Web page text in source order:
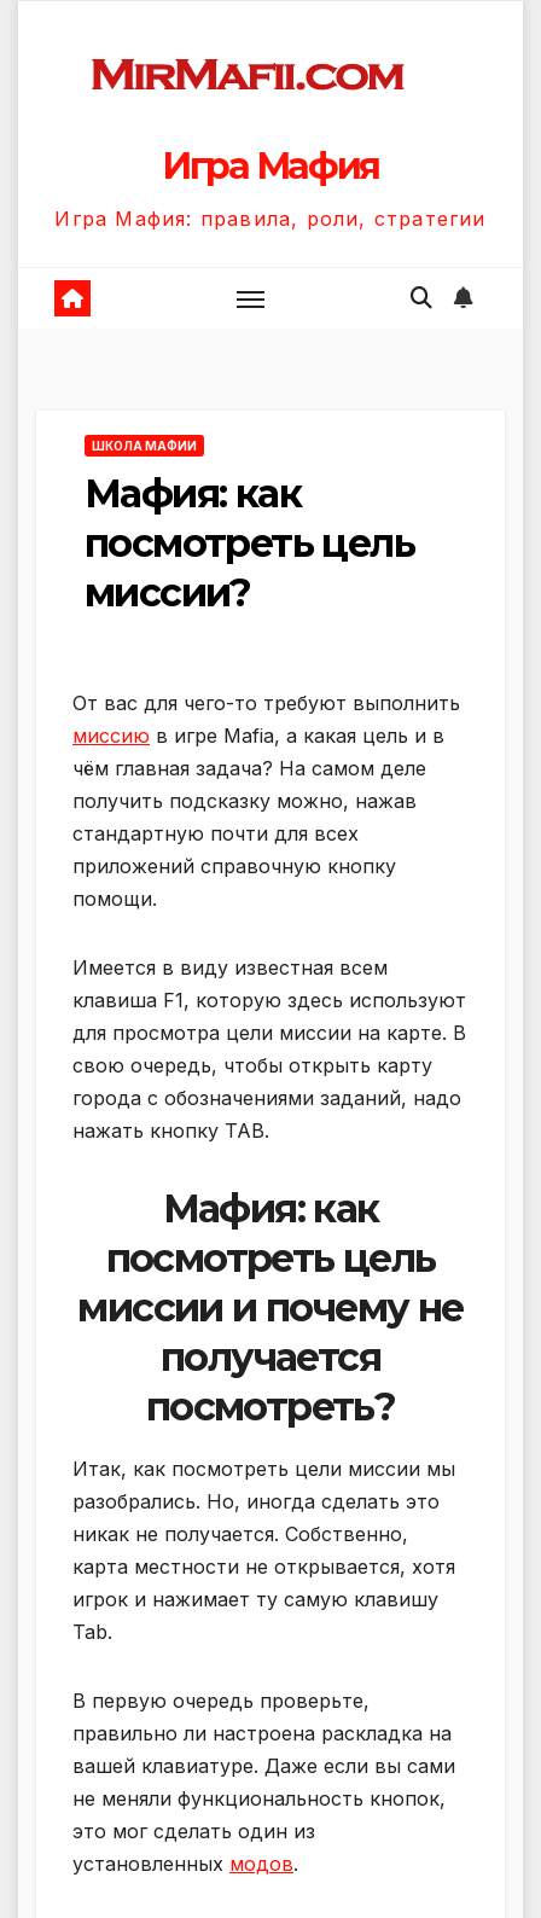
содержанию
Игра Мафия
Игра Мафия: правила, роли, стратегии
ШКОЛА МАФИИ
Мафия: как
посмотреть цель
миссии?
От вас для чего-то требуют выполнить
миссию в игре Mafia, а какая цель и в
чём главная задача? На самом деле
получить подсказку можно, нажав
стандартную почти для всех
приложений справочную кнопку
помощи.
Имеется в виду известная всем
клавиша F1, которую здесь используют
для просмотра цели миссии на карте. В
свою очередь, чтобы открыть карту
города с обозначениями заданий, надо
нажать кнопку TAB.
Мафия: как
посмотреть цель
миссии и почему не
получается
посмотреть?
Итак, как посмотреть цели миссии мы
разобрались. Но, иногда сделать это
никак не получается. Собственно,
карта местности не открывается, хотя
игрок и нажимает ту самую клавишу
Tab.
В первую очередь проверьте,
правильно ли настроена раскладка на
вашей клавиатуре. Даже если вы сами
не меняли функциональность кнопок,
это мог сделать один из
установленных модов.